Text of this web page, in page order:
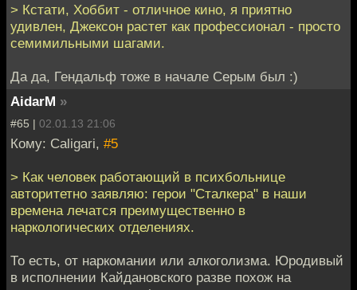
> Кстати, Хоббит - отличное кино, я приятно
удивлен, Джексон растет как профессионал - просто
семимильными шагами.
Да да, Гендальф тоже в начале Серым был :)
AidarM »
#65 | 02.01.13 21:06
Кому: Caligari, #5
> Как человек работающий в психбольнице
авторитетно заявляю: герои "Сталкера" в наши
времена лечатся преимущественно в
наркологических отделениях.
То есть, от наркомании или алкоголизма. Юродивый
в исполнении Кайдановского разве похож на